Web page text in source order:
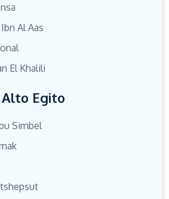
Al Aas
El Khalili
Egito
Simbel